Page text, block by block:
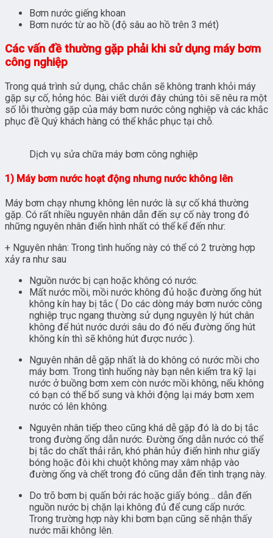
Bơm nước giếng khoan
Bơm nước từ ao hồ (độ sâu ao hồ trên 3 mét)
Các vấn đề thường gặp phải khi sử dụng máy bơm
công nghiệp
Trong quá trình sử dụng, chắc chắn sẽ không tranh khỏi máy
gặp sự cố, hỏng hóc. Bài viết dưới đây chúng tôi sẽ nêu ra một
số lỗi thường gặp của máy bơm nước công nghiệp và các khắc
phục đề Quý khách hàng có thể khắc phục tại chỗ.
Dịch vụ sửa chữa máy bơm công nghiệp
1) Máy bơm nước hoạt động nhưng nước không lên
Máy bơm chạy nhưng không lên nước là sự cố khá thường
gặp. Có rất nhiều nguyên nhân dẫn đến sự cố này trong đó
những nguyên nhân điển hình nhất có thể kể đến như:
+ Nguyên nhân: Trong tình huống này có thể có 2 trường hợp
xảy ra như sau
Nguồn nước bị cạn hoặc không có nước.
Mất nước mồi, mồi nước không đủ hoặc đường ống hút
không kín hay bị tắc ( Do các dòng máy bơm nước công
nghiệp trục ngang thường sử dụng nguyên lý hút chân
không để hút nước dưới sâu do đó nếu đường ống hút
không kín thì sẽ không hút được nước ).
Nguyên nhân dễ gặp nhất là do không có nước mồi cho
máy bơm. Trong tình huống này bạn nên kiểm tra kỹ lại
nước ở buồng bơm xem còn nước mồi không, nếu không
có bạn có thể bổ sung và khởi động lại máy bơm xem
nước có lên không.
Nguyên nhân tiếp theo cũng khá dễ gặp đó là do bị tắc
trong đường ống dẫn nước. Đường ống dẫn nước có thể
bị tắc do chất thải rắn, khó phân hủy điển hình như giấy
bóng hoặc đôi khi chuột không may xâm nhập vào
đường ống và chết trong đó cũng dẫn đến tình trạng này.
Do trõ bơm bị quấn bởi rác hoặc giấy bóng… dẫn đến
nguồn nước bị chặn lại không đủ để cung cấp nước.
Trong trường hợp này khi bơm bạn cũng sẽ nhận thấy
nước mãi không lên.